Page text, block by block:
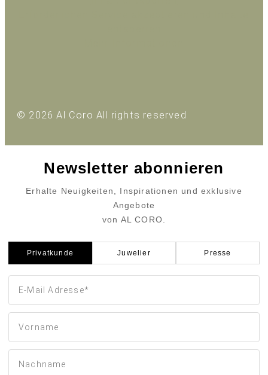
© 2026 Al Coro All rights reserved
Newsletter abonnieren
Erhalte Neuigkeiten, Inspirationen und exklusive
Angebote
von AL CORO.
Privatkunde Juwelier Presse